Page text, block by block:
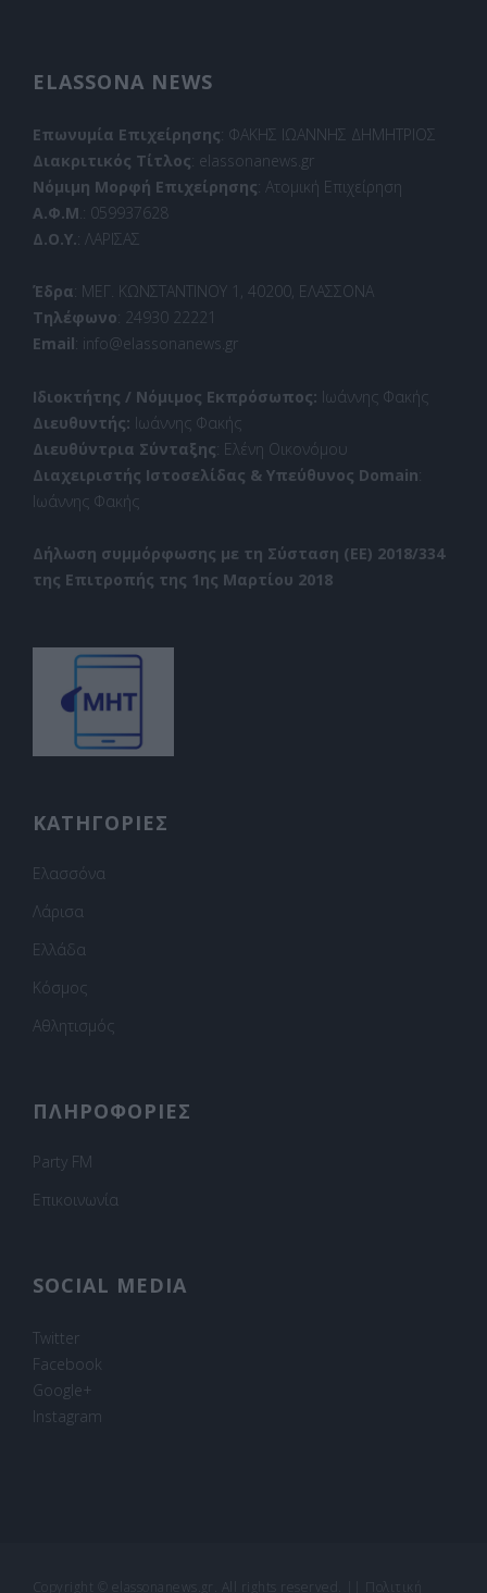
ELASSONA NEWS
Επωνυμία Επιχείρησης: ΦΑΚΗΣ ΙΩΑΝΝΗΣ ΔΗΜΗΤΡΙΟΣ
Διακριτικός Τίτλος: elassonanews.gr
Νόμιμη Μορφή Επιχείρησης: Ατομική Επιχείρηση
Α.Φ.Μ .: 059937628
Δ.Ο.Υ.: ΛΑΡΙΣΑΣ
Έδρα: ΜΕΓ. ΚΩΝΣΤΑΝΤΙΝΟΥ 1, 40200, ΕΛΑΣΣΟΝΑ
Τηλέφωνο: 24930 22221
Email: info@elassonanews.gr
Ιδιοκτήτης / Νόμιμος Εκπρόσωπος: Ιωάννης Φακής
Διευθυντής: Ιωάννης Φακής
Διευθύντρια Σύνταξης: Ελένη Οικονόμου
Διαχειριστής Ιστοσελίδας & Υπεύθυνος Domain:
Ιωάννης Φακής
Δήλωση συμμόρφωσης με τη Σύσταση (ΕΕ) 2018/334
της Επιτροπής της 1ης Μαρτίου 2018
ΚΑΤΗΓΟΡΙΕΣ
Ελασσόνα
Λάρισα
Ελλάδα
Κόσμος
Αθλητισμός
ΠΛΗΡΟΦΟΡΙΕΣ
Party FM
Επικοινωνία
SOCIAL MEDIA
Twitter
Facebook
Google+
Instagram
Copyright © elassonanews.gr. All rights reserved. Πολιτική